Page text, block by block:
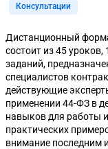
Консультации
Дистанционный
состоит из 45
заданий,
специалистов
действующие
применении 44-ФЗ в
навыков для работы
практических
внимание последним